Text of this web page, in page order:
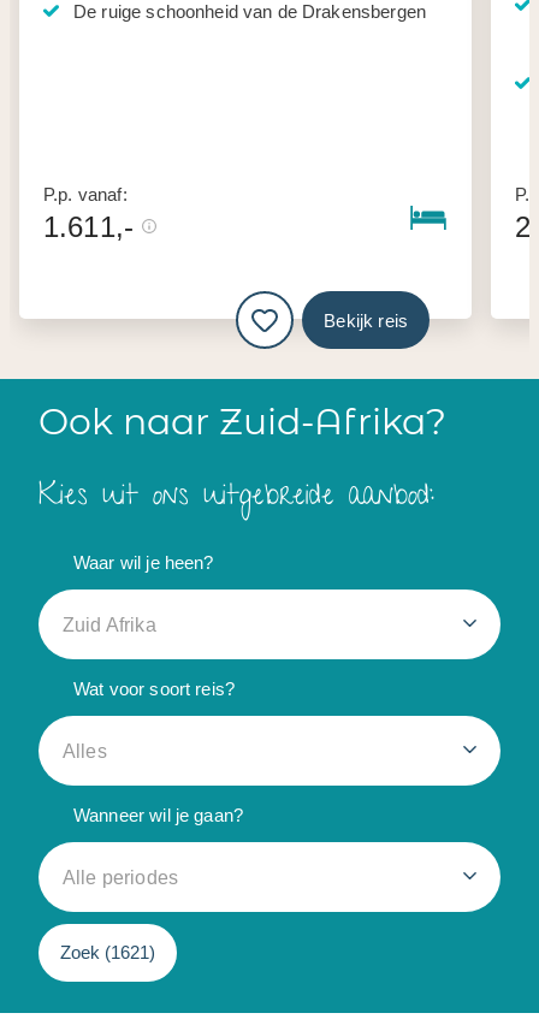
De ruige schoonheid van de Drakensbergen
P.p. vanaf:
1.611,-
Bekijk reis
Ook naar Zuid-Afrika?
Kies uit ons uitgebreide aanbod:
Waar wil je heen?
Zuid Afrika
Wat voor soort reis?
Alles
Wanneer wil je gaan?
Alle periodes
Zoek (1621)